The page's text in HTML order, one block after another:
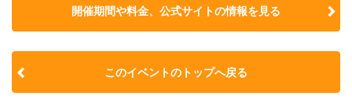
開催期間や料金、公式サイトの情報を見る
このイベントのトップへ戻る